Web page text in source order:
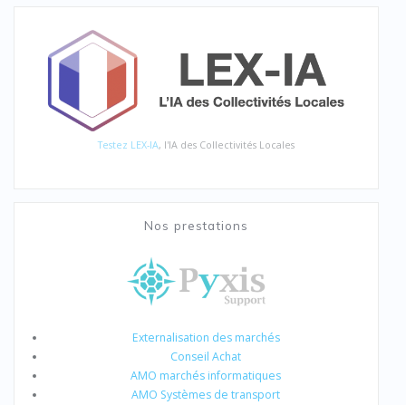
Testez LEX-IA, l'IA des Collectivités Locales
Nos prestations
Externalisation des marchés
Conseil Achat
AMO marchés informatiques
AMO Systèmes de transport